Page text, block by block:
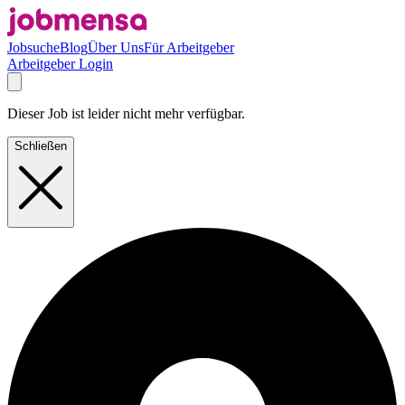
JobsucheBlogÜber UnsFür Arbeitgeber
Arbeitgeber Login
Dieser Job ist leider nicht mehr verfügbar.
Schließen